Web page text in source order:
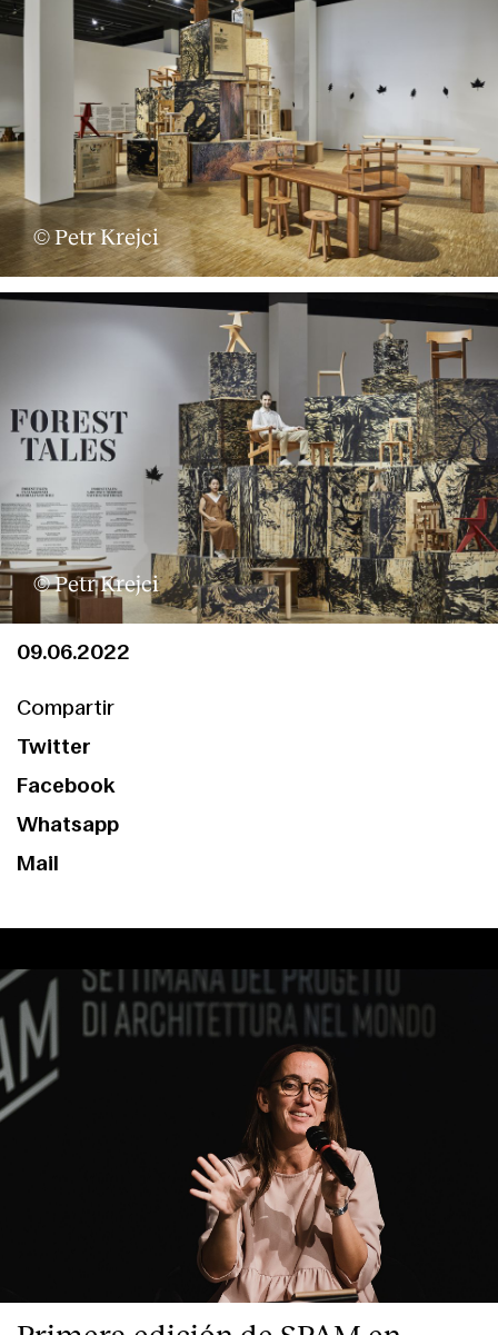
© Petr Krejci
© Petr Krejci
09.06.2022
Compartir
Twitter
Facebook
Whatsapp
Mail